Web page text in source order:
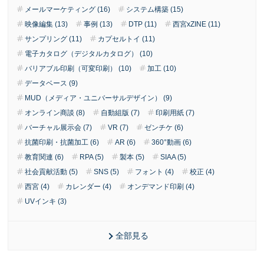
メールマーケティング (16)
システム構築 (15)
映像編集 (13)
事例 (13) DTP (11)
西宮xZINE (11)
サンプリング (11)
カプセルトイ (11)
電子カタログ（デジタルカタログ） (10)
バリアブル印刷（可変印刷） (10)
加工 (10)
データベース (9)
MUD（メディア・ユニバーサルデザイン） (9)
オンライン商談 (8)
自動組版 (7)
印刷用紙 (7)
バーチャル展示会 (7)
VR (7)
ゼンチケ (6)
抗菌印刷・抗菌加工 (6)
AR (6)
360°動画 (6)
教育関連 (6)
RPA (5) 製本 (5)
SIAA (5)
社会貢献活動 (5)
SNS (5) フォント (4)
校正 (4)
西宮 (4)
カレンダー (4)
オンデマンド印刷 (4)
UVインキ (3)
全部見る